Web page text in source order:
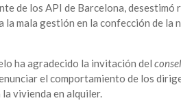
de los API de Barcelona,
la mala gestión en la confección de la
ha agradecido la invitación del
el comportamiento de los
vivienda en alquiler.